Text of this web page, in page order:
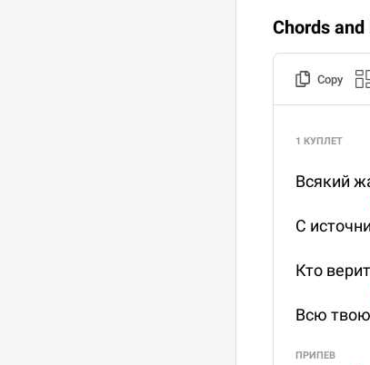
Chords
Copy
1 КУПЛЕТ
Всякий
С
Кто
Всю
ПРИПЕВ